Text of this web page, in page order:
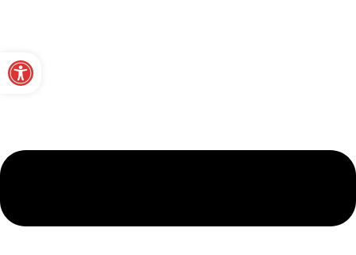
פתח סרגל נגישות